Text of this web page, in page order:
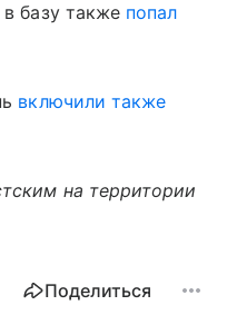
в базу также попал
включили также
на территории
Поделиться